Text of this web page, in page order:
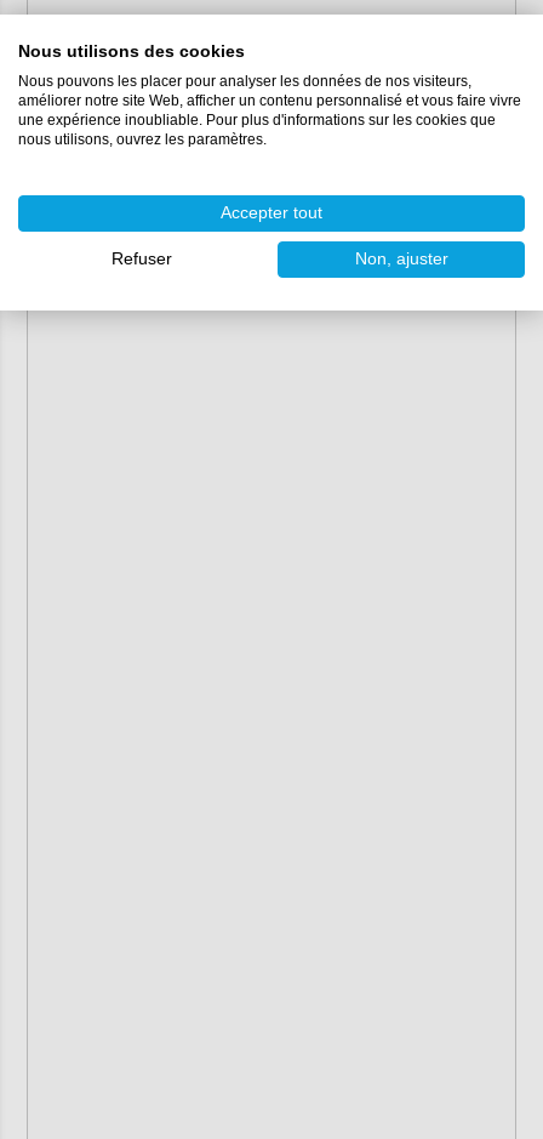
Nous utilisons des cookies
Nous pouvons les placer pour analyser les données de nos visiteurs,
améliorer notre site Web, afficher un contenu personnalisé et vous faire vivre
une expérience inoubliable. Pour plus d'informations sur les cookies que
nous utilisons, ouvrez les paramètres.
Accepter tout
Refuser Non, ajuster